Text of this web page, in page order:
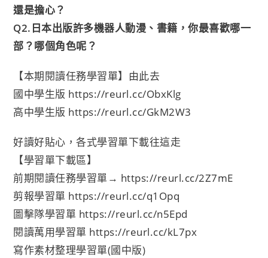
還是擔心？
Q2.日本出版許多機器人動漫、書籍，你最喜歡哪一
部？哪個角色呢？
【本期閱讀任務學習單】由此去
國中學生版 https://reurl.cc/ObxKlg
高中學生版 https://reurl.cc/GkM2W3
好讀好貼心，各式學習單下載往這走
【學習單下載區】
前期閱讀任務學習單→ https://reurl.cc/2Z7mE
剪報學習單 https://reurl.cc/q1Opq
圖擊隊學習單 https://reurl.cc/n5Epd
閱讀萬用學習單 https://reurl.cc/kL7px
寫作素材整理學習單(國中版)